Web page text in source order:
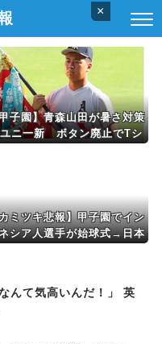
×
子園】青森山田が暑さ対策
ニ一新 ボタン廃止でTシ
ミツキ悲報】甲子園でイン
シア人選手が始球式→日本
んて気高いんだ！」 英